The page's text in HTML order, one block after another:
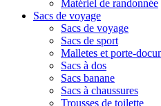
Matériel de randonnée
Sacs de voyage
Sacs de voyage
Sacs de sport
Malletes et porte-
Sacs à dos
Sacs banane
Sacs à chaussures
Trousses de toilette